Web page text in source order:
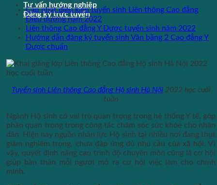
Tư vấn hướng nghiệp
Đăng ký trực tuyến
Cập nhật điều kiện tuyển sinh Liên thông Cao đẳng
Điều dưỡng năm 2022
Liên thông Cao đẳng Y Dược tuyển sinh năm 2022
Hướng dẫn đăng ký tuyển sinh Văn bằng 2 Cao đẳng Y
Dược chuẩn
Tuyển sinh Liên thông Cao đẳng Hộ sinh Hà Nội2022 học cuối
tuần
Ngành Hộ sinh có vai trò quan trọng trong hệ thống Y tế, góp
phần quan trọng trong công tác chăm sóc sức khỏe cho nhân
dân. Hiện nay nguồn nhân lực Hộ sinh tại nhiều nơi đang thụt
giảm nghiêm trọng, chưa đáp ứng đủ nhu cầu của xã hội. Vì
vậy, quyết định nâng cao trình độ chuyên môn cũng là cơ hội
giúp bản thân mỗi người mở ra cơ hội việc làm cho chính
mình.